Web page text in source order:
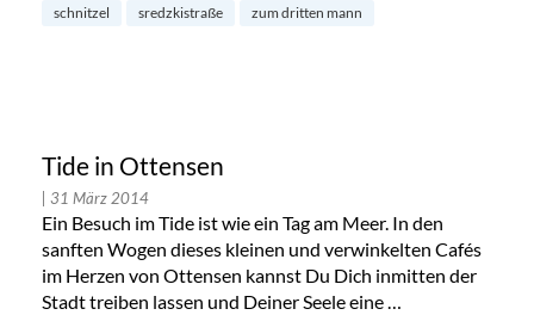
schnitzel
sredzkistraße zum dritten mann
Tide in Ottensen
| 31 März 2014
Ein Besuch im Tide ist wie ein Tag am Meer. In den
sanften Wogen dieses kleinen und verwinkelten Cafés
im Herzen von Ottensen kannst Du Dich inmitten der
Stadt treiben lassen und Deiner Seele eine …